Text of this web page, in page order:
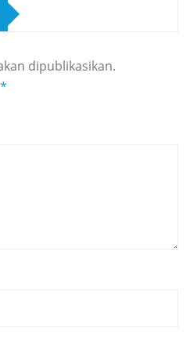
dipublikasikan.
*